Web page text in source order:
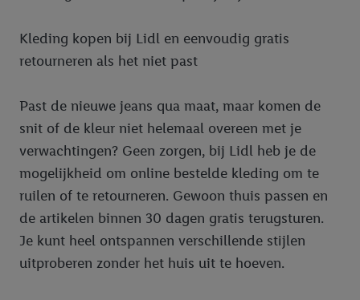
Kleding kopen bij Lidl en eenvoudig gratis
retourneren als het niet past
Past de nieuwe jeans qua maat, maar komen de
snit of de kleur niet helemaal overeen met je
verwachtingen? Geen zorgen, bij Lidl heb je de
mogelijkheid om online bestelde kleding om te
ruilen of te retourneren. Gewoon thuis passen en
de artikelen binnen 30 dagen gratis terugsturen.
Je kunt heel ontspannen verschillende stijlen
uitproberen zonder het huis uit te hoeven.